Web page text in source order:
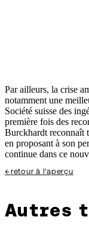
Par ailleurs, la crise
notamment une
Société suisse des
première fois des
Burckhardt reconnaît
en proposant à son
continue dans ce
←retour à l'aperçu
Autres